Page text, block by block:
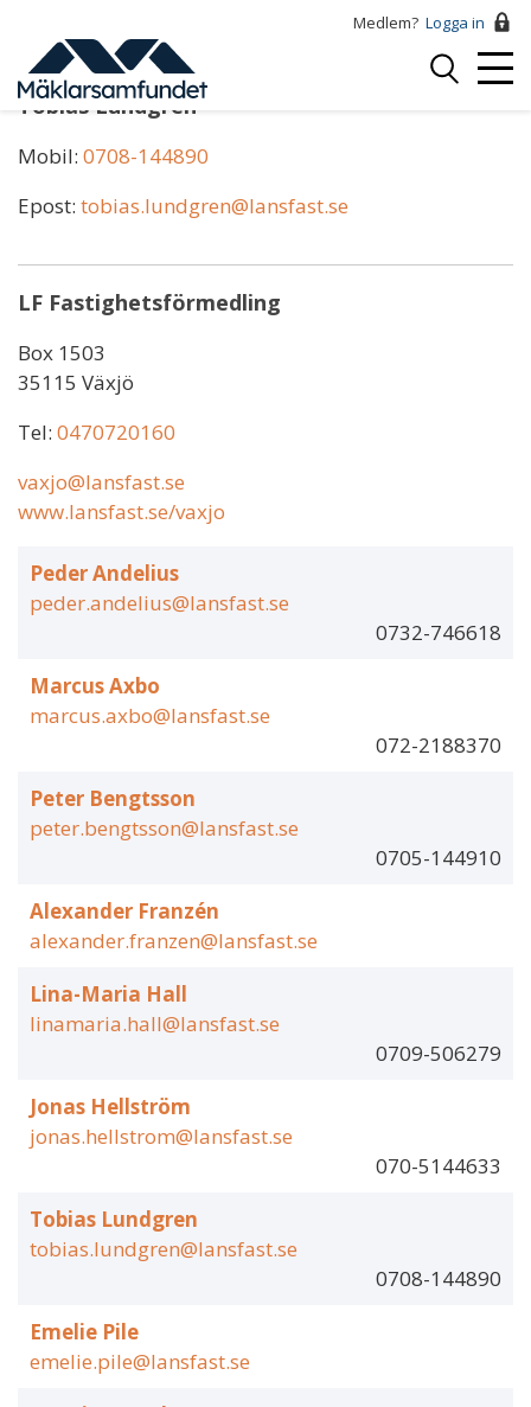
huvudinnehåll
Medlem? Logga in
Logga
Tobias Lundgren
Mobil: 0708-144890
Epost: tobias.lundgren@lansfast.se
LF Fastighetsförmedling
Box 1503
35115 Växjö
Tel: 0470720160
vaxjo@lansfast.se
www.lansfast.se/vaxjo
Peder Andelius
peder.andelius@lansfast.se
0732-746618
Marcus Axbo
marcus.axbo@lansfast.se
072-2188370
Peter Bengtsson
peter.bengtsson@lansfast.se
0705-144910
Alexander Franzén
alexander.franzen@lansfast.se
Lina-Maria Hall
linamaria.hall@lansfast.se
0709-506279
Jonas Hellström
jonas.hellstrom@lansfast.se
070-5144633
Tobias Lundgren
tobias.lundgren@lansfast.se
0708-144890
Emelie Pile
emelie.pile@lansfast.se